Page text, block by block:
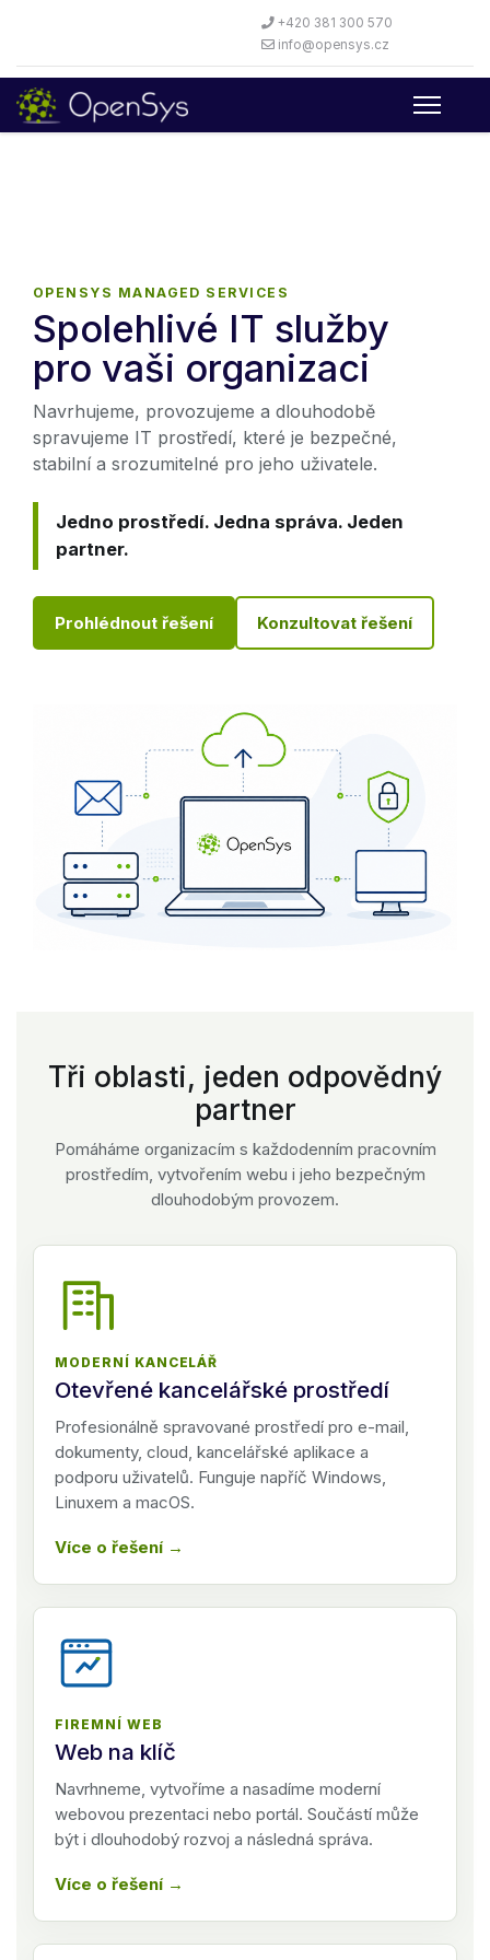
+420 381 300 570
info@opensys.cz
OPENSYS MANAGED SERVICES
Spolehlivé IT služby
pro vaši organizaci
Navrhujeme, provozujeme a dlouhodobě
spravujeme IT prostředí, které je bezpečné,
stabilní a srozumitelné pro jeho uživatele.
Jedno prostředí. Jedna správa. Jeden
partner.
Prohlédnout řešení Konzultovat řešení
Tři oblasti, jeden odpovědný
partner
Pomáháme organizacím s každodenním pracovním
prostředím, vytvořením webu i jeho bezpečným
dlouhodobým provozem.
MODERNÍ KANCELÁŘ
Otevřené kancelářské prostředí
Profesionálně spravované prostředí pro e-mail,
dokumenty, cloud, kancelářské aplikace a
podporu uživatelů. Funguje napříč Windows,
Linuxem a macOS.
Více o řešení
FIREMNÍ WEB
Web na klíč
Navrhneme, vytvoříme a nasadíme moderní
webovou prezentaci nebo portál. Součástí může
být i dlouhodobý rozvoj a následná správa.
Více o řešení